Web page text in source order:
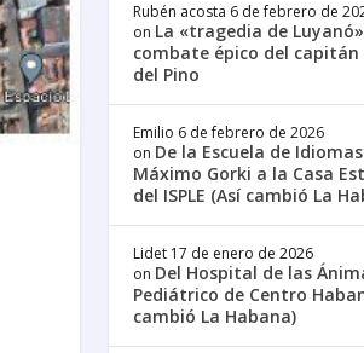
Rubén acosta 6 de febrero de
on La «tragedia de
combate épico del
del Pino
Emilio 6 de febrero de 2026
on De la Escuela de Idiomas
Máximo Gorki a la Casa
del ISPLE (Así cambió La
Lidet 17 de enero de 2026
on Del Hospital de las
Pediátrico de Centro
cambió La Habana)